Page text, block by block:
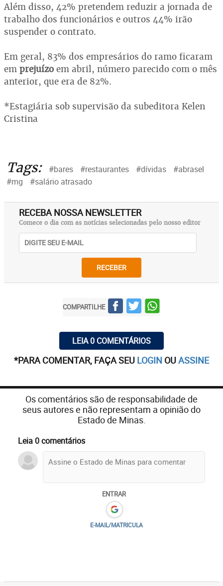
Além disso, 42% pretendem reduzir a jornada de
trabalho dos funcionários e outros 44% irão
suspender o contrato.
Em geral, 83% dos empresários do ramo ficaram
em prejuízo em abril, número parecido com o mês
anterior, que era de 82%.
*Estagiária sob supervisão da subeditora Kelen
Cristina
Tags: #bares #restaurantes #dívidas
#abrasel
#mg
#salário atrasado
RECEBA NOSSA NEWSLETTER
Comece o dia com as notícias selecionadas pelo nosso editor
RECEBER
COMPARTILHE
LEIA 0 COMENTÁRIOS
*PARA COMENTAR, FAÇA SEU LOGIN OUASSINE
Os comentários são de responsabilidade de
seus autores e não representam a opinião do
Estado de Minas.
Leia 0 comentários
ENTRAR
E-MAIL/MATRICULA